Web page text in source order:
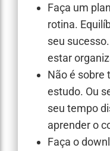
Faça um
rotina.
seu
estar
Não é sobre
estudo. Ou
seu tempo
aprender o
Faça o